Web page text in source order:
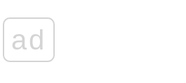
ad